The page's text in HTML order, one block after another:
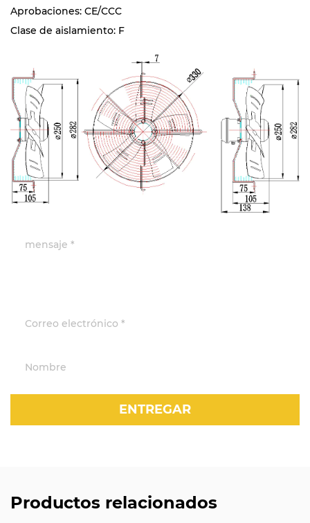
Aprobaciones: CE/CCC
Clase de aislamiento: F
Productos relacionados